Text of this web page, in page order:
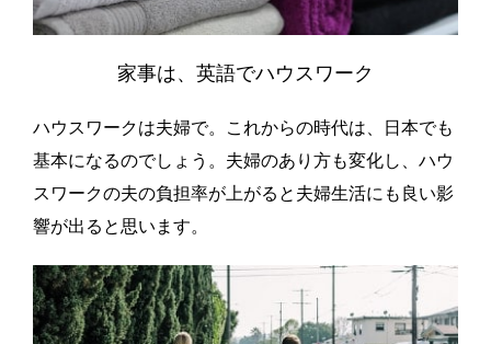
家事は、英語でハウスワーク
ハウスワークは夫婦で。これからの時代は、日本でも
基本になるのでしょう。夫婦のあり方も変化し、ハウ
スワークの夫の負担率が上がると夫婦生活にも良い影
響が出ると思います。